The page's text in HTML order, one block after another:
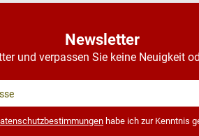
Newsletter
und verpassen Sie keine Neuigkeit
habe ich zur Kenntnis